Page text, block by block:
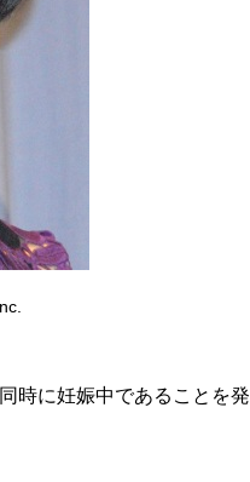
時に妊娠中であることを発